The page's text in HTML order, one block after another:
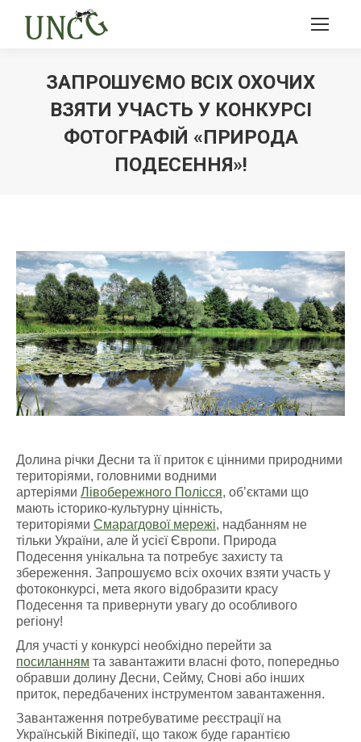
ЗАПРОШУЄМО ВСІХ ОХОЧИХ
ВЗЯТИ УЧАСТЬ У КОНКУРСІ
ФОТОГРАФІЙ «ПРИРОДА
ПОДЕСЕННЯ»!
Долина річки Десни та її приток є цінними природними
територіями, головними водними
артеріями Лівобережного Полісся, об’єктами що
мають історико-культурну цінність,
територіями Смарагдової мережі, надбанням не
тільки України, але й усієї Європи. Природа
Подесення унікальна та потребує захисту та
збереження. Запрошуємо всіх охочих взяти участь у
фотоконкурсі, мета якого відобразити красу
Подесення та привернути увагу до особливого
регіону!
Для участі у конкурсі необхідно перейти за
посиланням та завантажити власні фото, попередньо
обравши долину Десни, Сейму, Снові або інших
приток, передбачених інструментом завантаження.
Завантаження потребуватиме реєстрації на
Українській Вікіпедії, що також буде гарантією